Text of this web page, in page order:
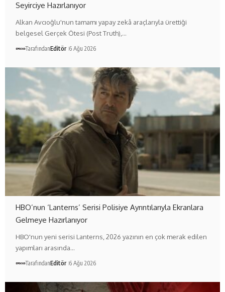
Seyirciye Hazırlanıyor
Alkan Avcıoğlu'nun tamamı yapay zekâ araçlarıyla ürettiği
belgesel Gerçek Ötesi (Post Truth),…
TarafındanEditör 6 Ağu 2026
HBO’nun ‘Lanterns’ Serisi Polisiye Ayrıntılarıyla Ekranlara
Gelmeye Hazırlanıyor
HBO'nun yeni serisi Lanterns, 2026 yazının en çok merak edilen
yapımları arasında…
TarafındanEditör 6 Ağu 2026